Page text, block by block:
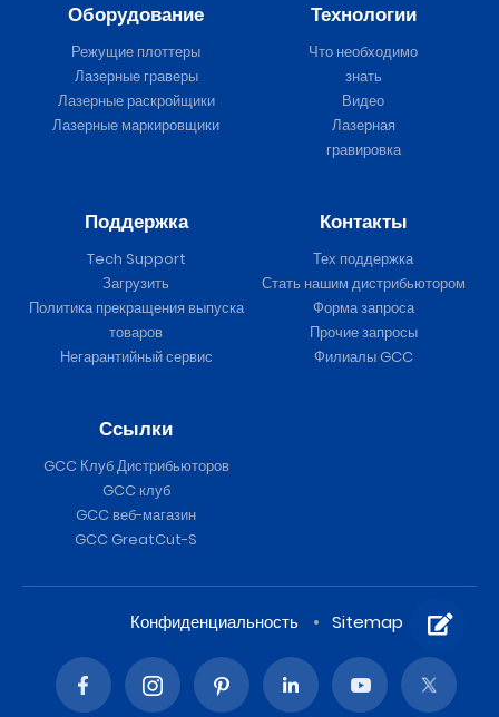
Оборудование
Режущие плоттеры
Лазерные граверы
Лазерные раскройщики
Лазерные маркировщики
Технологии
Что необходимо
знать
Видео
Лазерная
гравировка
Поддержка
Tech Support
Загрузить
Политика прекращения выпуска
товаров
Негарантийный сервис
Контакты
Тех поддержка
Стать нашим дистрибьютором
Форма запроса
Прочие запросы
Филиалы GCC
Ссылки
GCC Клуб Дистрибьюторов
GCC клуб
GCC веб-магазин
GCC GreatCut-S
Конфиденциальность Sitemap